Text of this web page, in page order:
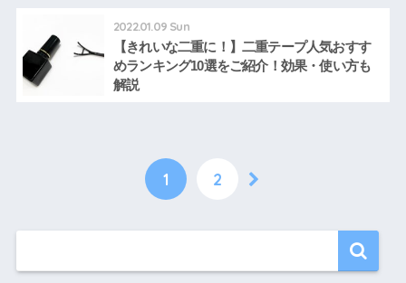
2022.01.09 Sun
【きれいな二重に！】二重テープ人気おすす
めランキング10選をご紹介！効果・使い方も
解説
1 2